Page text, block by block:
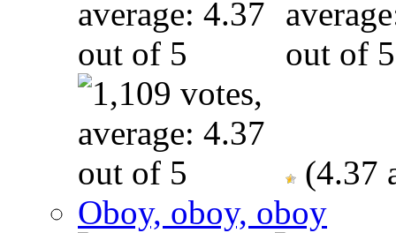
(4.37
Oboy, oboy, oboy